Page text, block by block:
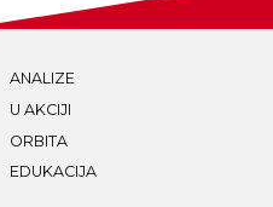
ANALIZE
U AKCIJI
ORBITA
EDUKACIJA